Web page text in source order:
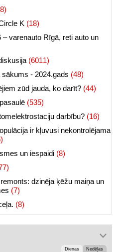
K (18)
varenauto Rīgā, reti auto un
(6011)
- 2024.gads (48)
zūd jauda, ko darīt? (44)
(535)
darbību? (16)
ir kļuvusi nekontrolējama
un iespaidi (8)
dzinēja ķēžu maiņa un
(7)
(8)
Dienas Nedēļas